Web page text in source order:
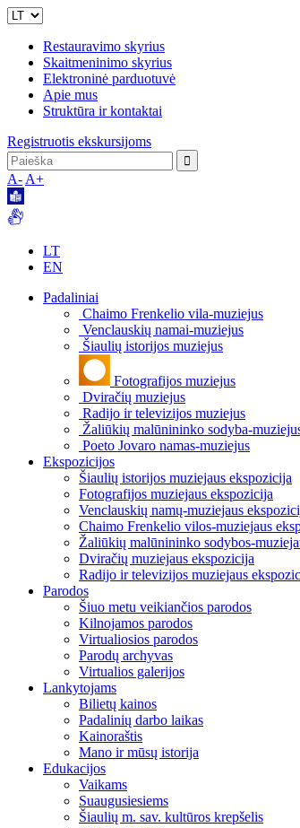
Restauravimo skyrius
Skaitmeninimo skyrius
Elektroninė parduotuvė
Apie mus
Struktūra ir kontaktai
Registruotis ekskursijoms
A- A+
LT
EN
Padaliniai
Chaimo Frenkelio vila-muziejus
Venclauskių namai-muziejus
Šiaulių istorijos muziejus
Fotografijos muziejus
Dviračių muziejus
Radijo ir televizijos muziejus
Žaliūkių malūnininko sodyba-
Poeto Jovaro namas-muziejus
Ekspozicijos
Šiaulių istorijos muziejaus ekspozicija
Fotografijos muziejaus ekspozicija
Venclauskių namų-muziejaus
Chaimo Frenkelio vilos-muziejaus
Žaliūkių malūnininko sodybos-
Dviračių muziejaus ekspozicija
Radijo ir televizijos muziejaus
Parodos
Šiuo metu veikiančios parodos
Kilnojamos parodos
Virtualiosios parodos
Parodų archyvas
Virtualios galerijos
Lankytojams
Bilietų kainos
Padalinių darbo laikas
Kainoraštis
Mano ir mūsų istorija
Edukacijos
Vaikams
Suaugusiesiems
Šiaulių m. sav. kultūros krepšelis